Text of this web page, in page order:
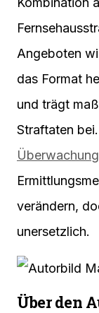
Angeboten
das Format
und trägt
Straftaten
Überwachung
verändern,
unersetzlich.
Über den